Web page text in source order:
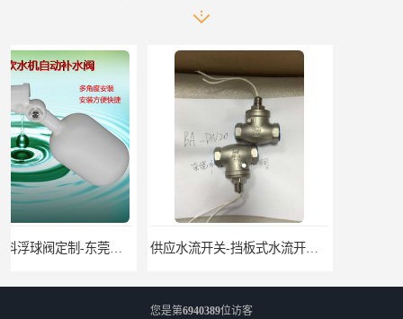
供应水流开关-挡板式水流开关DN15DN20
您是第6940389位访客